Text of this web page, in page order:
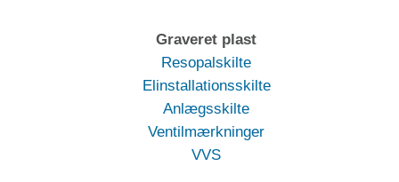
Graveret plast
Resopalskilte
Elinstallationsskilte
Anlægsskilte
Ventilmærkninger
VVS